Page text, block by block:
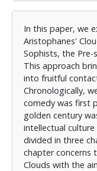
προσωπικότητα
του 5ου αιώνα
προσεγγίσουμε
του υπό το
τις προκείμενες,
κεφάλαια, το
αξιοπιστίας της
Το βασικό
μπορεί να
έγκυρων
ανιχνεύσουμε
Αριστοφάνης
In this paper, we
Aristophanes'
Sophists, the Pre-
This approach
into fruitful
Chronologically,
comedy was first
golden century
intellectual
divided in three
chapter concerns
Clouds with the